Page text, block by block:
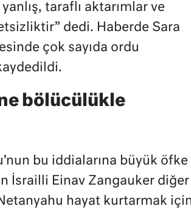
taraflı aktarımlar ve
dedi. Haberde Sara
çok sayıda ordu
bölücülükle
bu iddialarına büyük öfke
İsrailli Einav Zangauker diğer
hayat kurtarmak